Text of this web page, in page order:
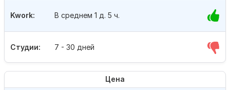
Студии: 7 - 30 дней
Kwork: В среднем 1 д. 5 ч.
Цена